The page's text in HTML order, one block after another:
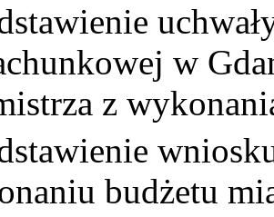
w
z
budżetu